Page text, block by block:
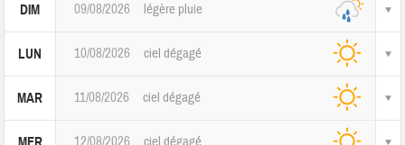
DIM 09/08/2026 légère pluie
LUN 10/08/2026 ciel dégagé
MAR 11/08/2026 ciel dégagé